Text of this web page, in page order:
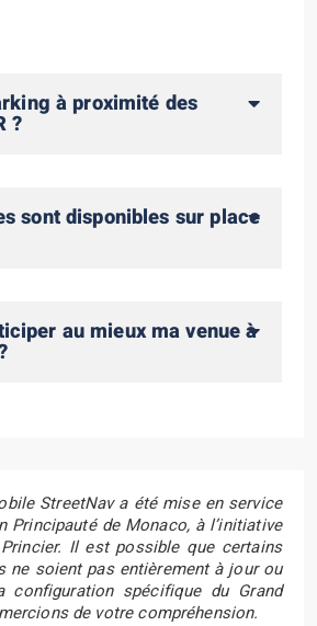
à proximité des
?
sont disponibles sur place
au mieux ma venue à
StreetNav a été mise en service
Principauté de Monaco, à l’initiative
Il est possible que certains
ne soient pas entièrement à jour ou
configuration spécifique du Grand
de votre compréhension.